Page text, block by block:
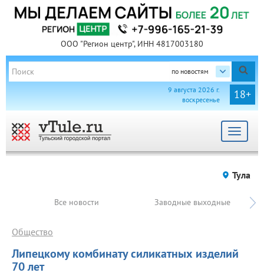
ООО "Регион центр", ИНН 4817003180
по новостям
18+
9 августа 2026 г.
воскресенье
Toggle
Тула
Все новости Заводные выходные
Липецкому комбинату силикатных изделий
70 лет
Общество